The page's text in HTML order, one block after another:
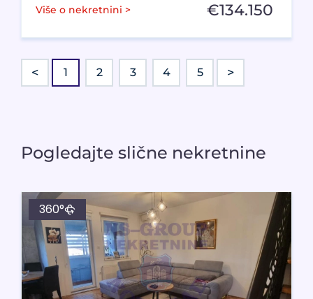
Više o nekretnini > €134.150
< 1 2 3 4 5 >
Pogledajte slične nekretnine
360°